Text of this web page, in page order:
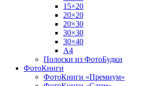
15×20
20×20
20×30
30×30
30×40
A4
Полоски из ФотоБудки
ФотоКниги
ФотоКниги «Премиум»